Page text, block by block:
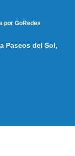
por GoRedes
Paseos del Sol,